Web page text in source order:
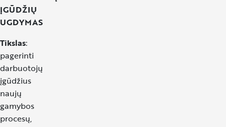
ĮGŪDŽIŲ
UGDYMAS
Tikslas:
pagerinti
darbuotojų
įgūdžius
naujų
gamybos
procesų,